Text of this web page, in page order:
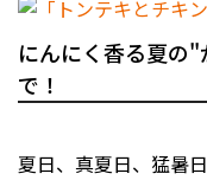
にんにく香る夏の
で！
夏日、真夏日、猛暑